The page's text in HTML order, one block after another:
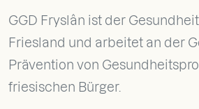
GGD Fryslân ist der
Friesland und arbeitet an der
Prävention von
friesischen Bürger.